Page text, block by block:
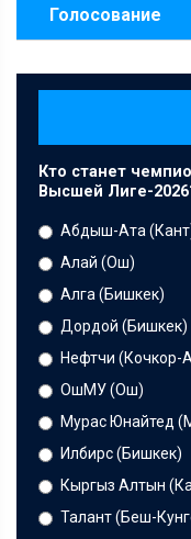
Голосование
Кто станет
Высшей Лиге-
Абдыш-Ата
Алай (Ош)
Алга (Бишкек)
Дордой (Бишкек)
Нефтчи (Кочкор-
ОшМУ (Ош)
Мурас Юнайтед
Илбирс (Бишкек)
Кыргыз Алтын
Талант (Беш-